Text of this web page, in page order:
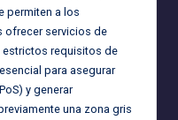
permiten a los
ofrecer servicios de
estrictos requisitos de
para asegurar
y generar
una zona gris